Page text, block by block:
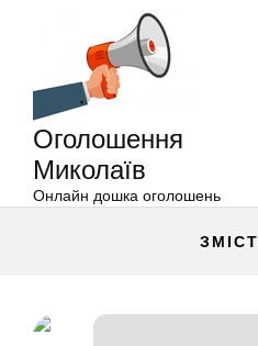
Оголошення
Миколаїв
Онлайн дошка оголошень
ЗМІСТ